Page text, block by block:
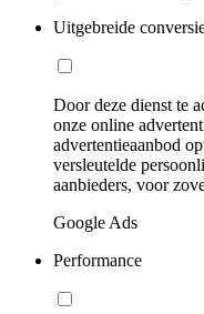
Uitgebreide
Door deze dienst te
onze online
advertentieaanbod
versleutelde
aanbieders, voor
Google Ads
Performance